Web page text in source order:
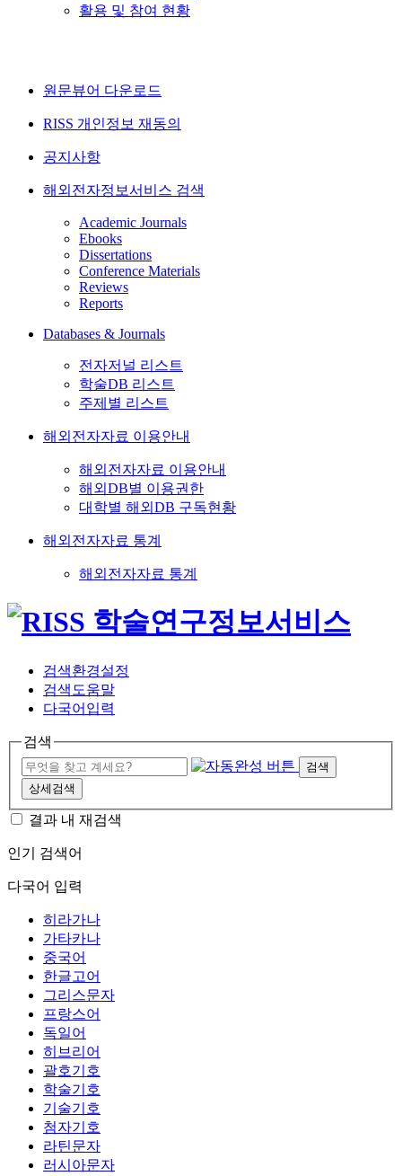
활용 및 참여 현황
원문뷰어 다운로드
RISS 개인정보 재동의
공지사항
해외전자정보서비스 검색
Academic Journals
Ebooks
Dissertations
Conference Materials
Reviews
Reports
Databases & Journals
전자저널 리스트
학술DB 리스트
주제별 리스트
해외전자자료 이용안내
해외전자자료 이용안내
해외DB별 이용권한
대학별 해외DB 구독현황
해외전자자료 통계
해외전자자료 통계
검색환경설정
검색도움말
다국어입력
검색
검색
상세검색
결과 내 재검색
인기 검색어
다국어 입력
히라가나
가타카나
중국어
한글고어
그리스문자
프랑스어
독일어
히브리어
괄호기호
학술기호
기술기호
첨자기호
라틴문자
러시아문자